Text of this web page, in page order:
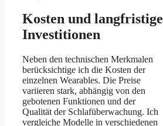
Kosten und langfristige
Investitionen
Neben den technischen Merkmalen
berücksichtige ich die Kosten der
einzelnen Wearables. Die Preise
variieren stark, abhängig von den
gebotenen Funktionen und der
Qualität der Schlafüberwachung. Ich
vergleiche Modelle in verschiedenen